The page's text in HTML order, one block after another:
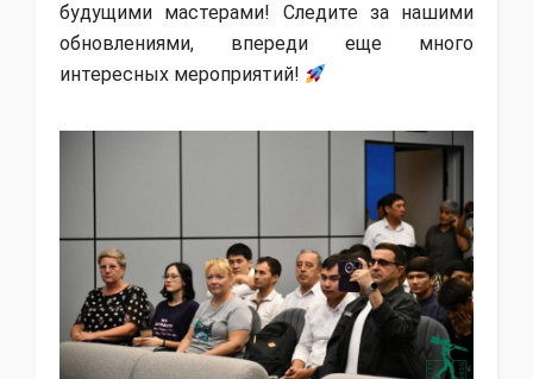
будущими мастерами! Следите за нашими
обновлениями, впереди еще много
интересных мероприятий!